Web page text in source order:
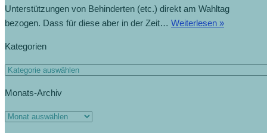
Unterstützungen von Behinderten (etc.) direkt am Wahltag
bezogen. Dass für diese aber in der Zeit… Weiterlesen »
Kategorien
Monats-Archiv